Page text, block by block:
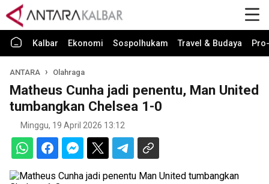
Kalbar Ekonomi Sospolhukam Travel & Budaya
ANTARA Olahraga
Matheus Cunha jadi penentu, Man United
tumbangkan Chelsea 1-0
Minggu, 19 April 2026 13:12